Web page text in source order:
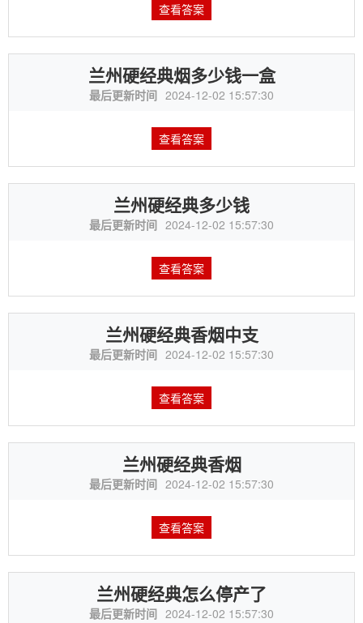
查看答案
兰州硬经典烟多少钱一盒
最后更新时间 2024-12-02 15:57:30
查看答案
兰州硬经典多少钱
最后更新时间 2024-12-02 15:57:30
查看答案
兰州硬经典香烟中支
最后更新时间 2024-12-02 15:57:30
查看答案
兰州硬经典香烟
最后更新时间 2024-12-02 15:57:30
查看答案
兰州硬经典怎么停产了
最后更新时间 2024-12-02 15:57:30